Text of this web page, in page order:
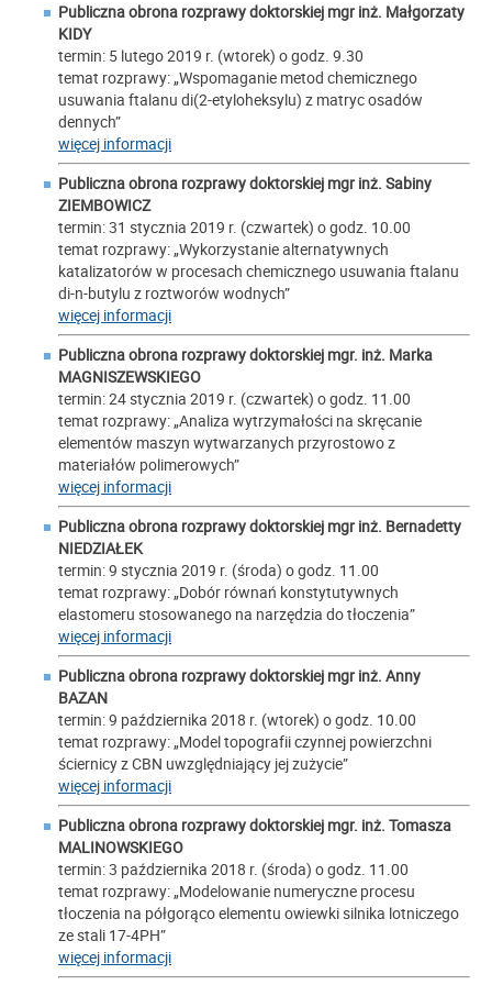
Publiczna obrona rozprawy doktorskiej mgr inż. Małgorzaty
KIDY
termin: 5 lutego 2019 r. (wtorek) o godz. 9.30
temat rozprawy: „Wspomaganie metod chemicznego
usuwania ftalanu di(2-etyloheksylu) z matryc osadów
dennych”
więcej informacji
Publiczna obrona rozprawy doktorskiej mgr inż. Sabiny
ZIEMBOWICZ
termin: 31 stycznia 2019 r. (czwartek) o godz. 10.00
temat rozprawy: „Wykorzystanie alternatywnych
katalizatorów w procesach chemicznego usuwania ftalanu
di-n-butylu z roztworów wodnych”
więcej informacji
Publiczna obrona rozprawy doktorskiej mgr. inż. Marka
MAGNISZEWSKIEGO
termin: 24 stycznia 2019 r. (czwartek) o godz. 11.00
temat rozprawy: „Analiza wytrzymałości na skręcanie
elementów maszyn wytwarzanych przyrostowo z
materiałów polimerowych”
więcej informacji
Publiczna obrona rozprawy doktorskiej mgr inż. Bernadetty
NIEDZIAŁEK
termin: 9 stycznia 2019 r. (środa) o godz. 11.00
temat rozprawy: „Dobór równań konstytutywnych
elastomeru stosowanego na narzędzia do tłoczenia”
więcej informacji
Publiczna obrona rozprawy doktorskiej mgr inż. Anny
BAZAN
termin: 9 października 2018 r. (wtorek) o godz. 10.00
temat rozprawy: „Model topografii czynnej powierzchni
ściernicy z CBN uwzględniający jej zużycie”
więcej informacji
Publiczna obrona rozprawy doktorskiej mgr. inż. Tomasza
MALINOWSKIEGO
termin: 3 października 2018 r. (środa) o godz. 11.00
temat rozprawy: „Modelowanie numeryczne procesu
tłoczenia na półgorąco elementu owiewki silnika lotniczego
ze stali 17-4PH”
więcej informacji